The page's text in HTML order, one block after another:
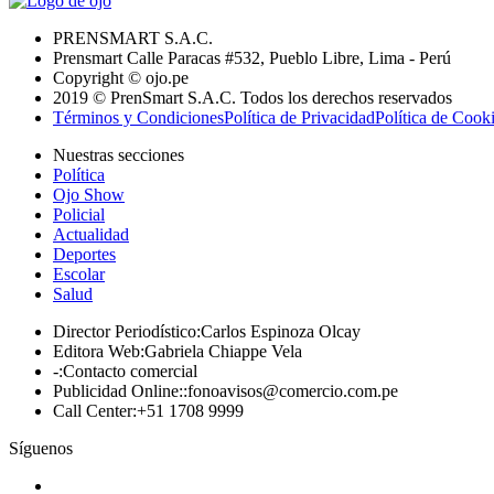
PRENSMART S.A.C.
Prensmart Calle Paracas #532, Pueblo Libre, Lima - Perú
Copyright © ojo.pe
2019 © PrenSmart S.A.C. Todos los derechos reservados
Términos y CondicionesPolítica de PrivacidadPolítica de
Nuestras secciones
Política
Ojo Show
Policial
Actualidad
Deportes
Escolar
Salud
Director Periodístico:Carlos Espinoza Olcay
Editora Web:Gabriela Chiappe Vela
-:Contacto comercial
Publicidad Online::fonoavisos@comercio.com.pe
Call Center:+51 1708 9999
Síguenos